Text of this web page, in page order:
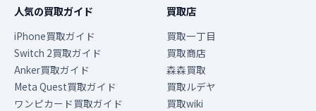
人気の買取ガイド
iPhone買取ガイド
Switch 2買取ガイド
Anker買取ガイド
Meta Quest買取ガイド
ワンピカード買取ガイド
買取店
買取一丁目
買取商店
森森買取
買取ルデヤ
買取wiki